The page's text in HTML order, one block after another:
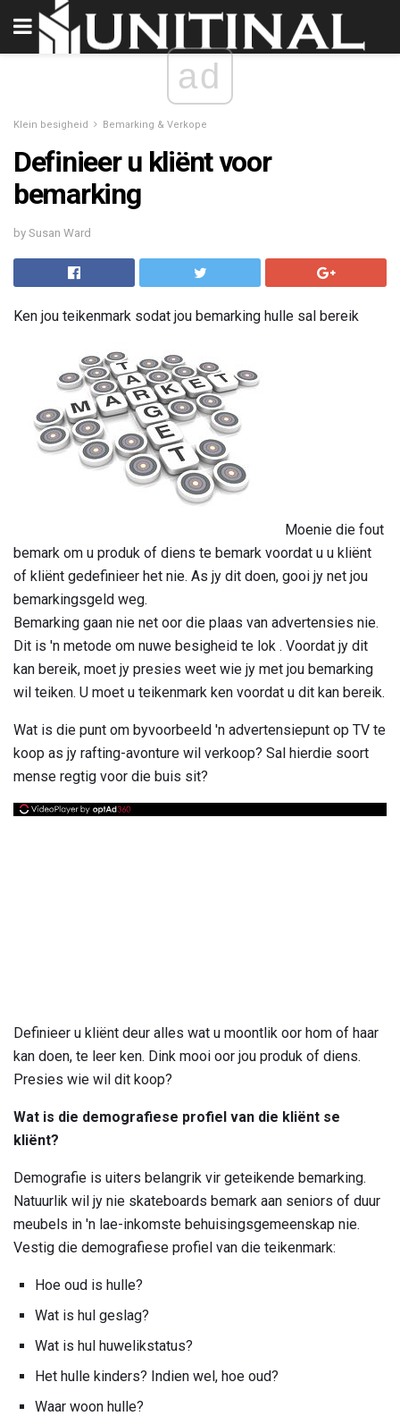
ad
Klein besigheid Bemarking & Verkope
Definieer u kliënt voor
bemarking
by Susan Ward
Ken jou teikenmark sodat jou bemarking hulle sal bereik
Moenie die fout
bemark om u produk of diens te bemark voordat u u kliënt
of kliënt gedefinieer het nie. As jy dit doen, gooi jy net jou
bemarkingsgeld weg.
Bemarking gaan nie net oor die plaas van advertensies nie.
Dit is 'n metode om nuwe besigheid te lok . Voordat jy dit
kan bereik, moet jy presies weet wie jy met jou bemarking
wil teiken. U moet u teikenmark ken voordat u dit kan bereik.
Wat is die punt om byvoorbeeld 'n advertensiepunt op TV te
koop as jy rafting-avonture wil verkoop? Sal hierdie soort
mense regtig voor die buis sit?
Definieer u kliënt deur alles wat u moontlik oor hom of haar
kan doen, te leer ken. Dink mooi oor jou produk of diens.
Presies wie wil dit koop?
Wat is die demografiese profiel van die kliënt se
kliënt?
Demografie is uiters belangrik vir geteikende bemarking.
Natuurlik wil jy nie skateboards bemark aan seniors of duur
meubels in 'n lae-inkomste behuisingsgemeenskap nie.
Vestig die demografiese profiel van die teikenmark:
Hoe oud is hulle?
Wat is hul geslag?
Wat is hul huwelikstatus?
Het hulle kinders? Indien wel, hoe oud?
Waar woon hulle?